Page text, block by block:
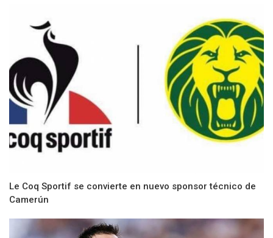
Le Coq Sportif se convierte en nuevo sponsor técnico de
Camerún